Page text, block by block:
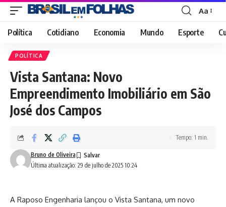
Font
Resizer
Aa
Política Cotidiano Economia Mundo Esporte
POLÍTICA
Vista Santana: Novo
Empreendimento Imobiliário em São
José dos Campos
Última atualização: 29 de julho de 2025 10:24
Bruno de Oliveira
Tempo: 1 min.
A Raposo Engenharia lançou o Vista Santana, um novo